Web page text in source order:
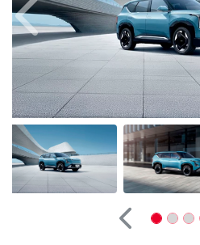
Anterior
Anterior